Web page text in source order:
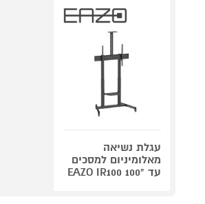
עגלת נשיאה
מאלומיניום למסכים
עד "100 EAZO IR100